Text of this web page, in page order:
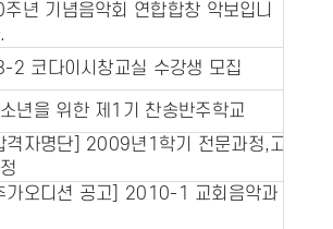
주년 기념음악회 연합합창 악보입니
2 코다이시창교실 수강생 모집
년을 위한 제1기 찬송반주학교
격자명단] 2009년1학기 전문과정,고급
가오디션 공고] 2010-1 교회음악과